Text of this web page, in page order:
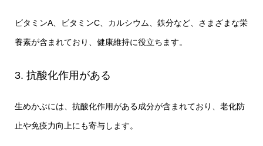
ビタミンA、ビタミンC、カルシウム、鉄分など、さまざまな栄
養素が含まれており、健康維持に役立ちます。
3. 抗酸化作用がある
生めかぶには、抗酸化作用がある成分が含まれており、老化防
止や免疫力向上にも寄与します。